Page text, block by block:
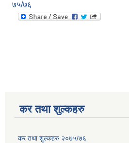
७५/७६
कर तथा शुल्कहरु
कर तथा शुल्कहरु २०७५/७६